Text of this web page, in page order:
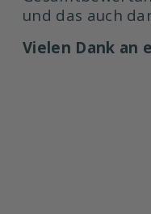
und das auch
Vielen Dank an